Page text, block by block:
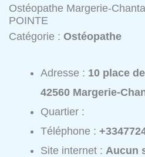
Ostéopathe Margerie-
POINTE
Catégorie :Ostéopathe
Adresse : 10 place
42560 Margerie-
Quartier :
Téléphone :
Site internet : Aucun